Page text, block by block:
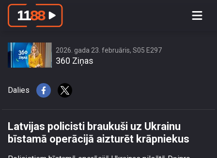
Latvijas policisti braukuši uz Ukrainu
2026. gada 23. februāris, S05 E297
360 Ziņas
Dalies
Latvijas policisti braukuši uz Ukrainu
bīstamā operācijā aizturēt krāpniekus